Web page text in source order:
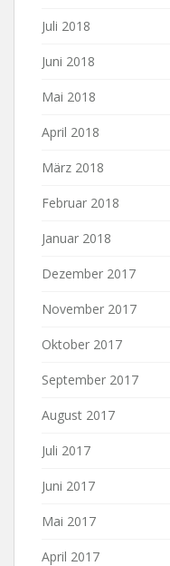
Juli 2018
Juni 2018
Mai 2018
April 2018
März 2018
Februar 2018
Januar 2018
Dezember 2017
November 2017
Oktober 2017
September 2017
August 2017
Juli 2017
Juni 2017
Mai 2017
April 2017